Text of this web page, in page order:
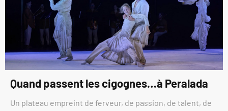
Quand passent les cigognes…à Peralada
Un plateau empreint de ferveur, de passion, de talent, de